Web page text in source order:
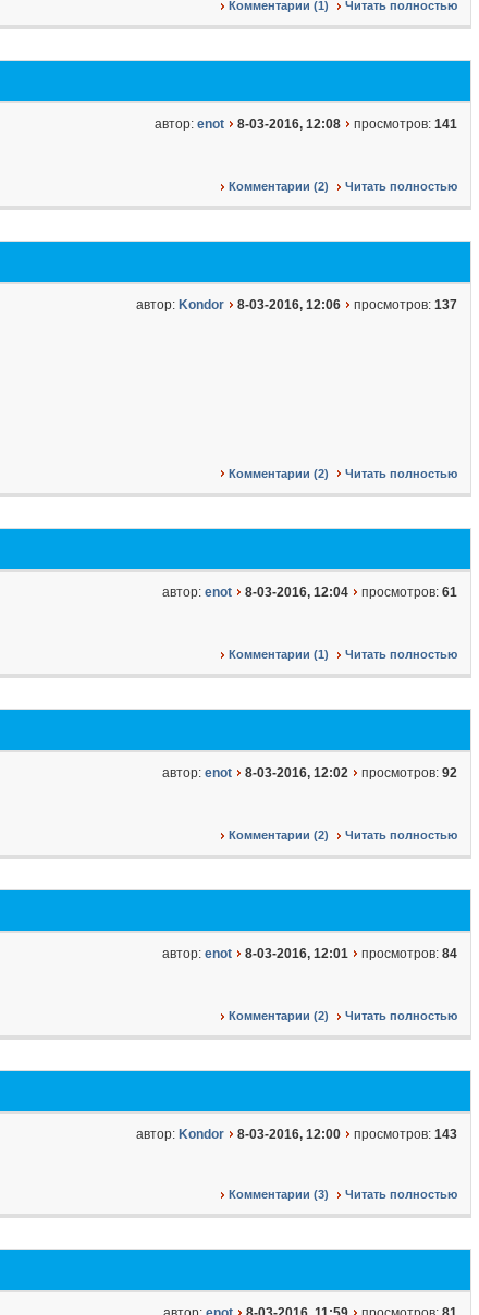
Комментарии (1) Читать полностью
автор: enot 8-03-2016, 12:08 просмотров: 141
Комментарии (2) Читать полностью
автор: Kondor 8-03-2016, 12:06 просмотров: 137
Комментарии (2) Читать полностью
автор: enot 8-03-2016, 12:04 просмотров: 61
Комментарии (1) Читать полностью
автор: enot 8-03-2016, 12:02 просмотров: 92
Комментарии (2) Читать полностью
автор: enot 8-03-2016, 12:01 просмотров: 84
Комментарии (2) Читать полностью
автор: Kondor 8-03-2016, 12:00 просмотров: 143
Комментарии (3) Читать полностью